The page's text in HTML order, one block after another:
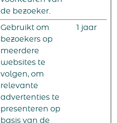
de bezoeker.
Gebruikt om
bezoekers op
meerdere
websites te
volgen, om
relevante
advertenties te
presenteren op
basis van de
1 jaar